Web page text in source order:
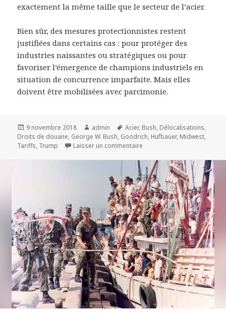
exactement la même taille que le secteur de l’acier.
Bien sûr, des mesures protectionnistes restent
justifiées dans certains cas : pour protéger des
industries naissantes ou stratégiques ou pour
favoriser l’émergence de champions industriels en
situation de concurrence imparfaite. Mais elles
doivent être mobilisées avec parcimonie.
Publié
le
9 novembre 2018 Auteur
admin
Mots-
clés
Acier, Bush, Délocalisations,
Droits de douane, George W. Bush, Goodrich, Hufbauer, Midwest,
Tariffs, Trump Laisser un commentaire